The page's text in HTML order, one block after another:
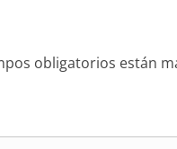
obligatorios están